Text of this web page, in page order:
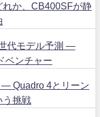
か、CB400SFが静
代モデル予測 ―
ベンチャー
Quadro 4とリーン
う挑戦